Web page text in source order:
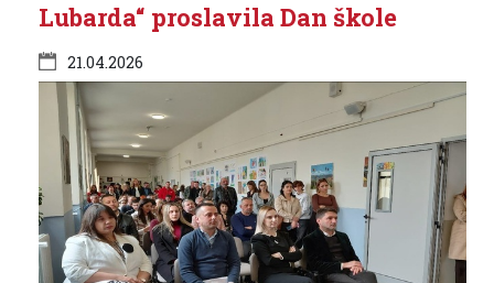
Lubarda“ proslavila Dan škole
21.04.2026